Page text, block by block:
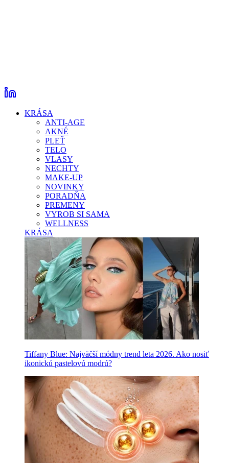
KRÁSA
ANTI-AGE
AKNÉ
PLEŤ
TELO
VLASY
NECHTY
MAKE-UP
NOVINKY
PORADŇA
PREMENY
VYROB SI SAMA
WELLNESS
KRÁSA
Tiffany Blue: Najväčší módny trend leta 2026. Ako nosiť
ikonickú pastelovú modrú?